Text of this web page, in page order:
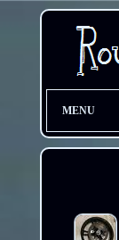
MENU